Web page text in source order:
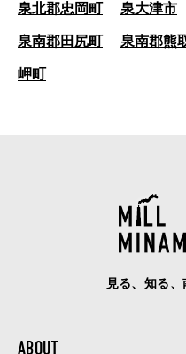
泉北郡忠岡町 泉大津市
泉南郡田尻町 泉南郡熊
岬町
見る、知る